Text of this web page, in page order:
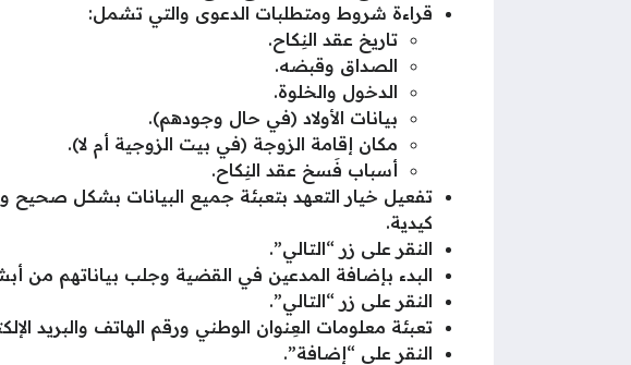
قراءة شروط ومتطلبات الدعوى والتي تشمل:
تاريخ عقد النِكاح.
الصداق وقبضه.
الدخول والخلوة.
بيانات الأولاد (في حال وجودهم).
مكان إقامة الزوجة (في بيت الزوجية أم لا).
أسباب فَسخ عقد النِكاح.
تفعيل خيار التعهد بتعبئة جميع البيانات بشكل
كيدية.
النقر على زر “التالي”.
البدء بإضافة المدعين في القضية وجلب بياناتهم من
النقر على زر “التالي”.
تعبئة معلومات العِنوان الوطني ورقم الهاتف والبريد
النقر على “إضافة”.